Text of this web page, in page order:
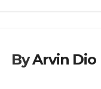
ByArvin Dio